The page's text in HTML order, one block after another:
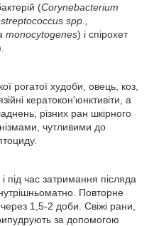
(Corynebacterium
spp.,
monocytogenes) і спірохет
рогатої худоби, овець, коз,
кератокон'юнктивіти, а
різних ран шкірного
чутливими до
під час затримання післяда
Повторне
1,5-2 доби. Свіжі рани,
за допомогою